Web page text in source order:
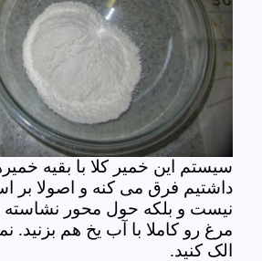
سیستم این خمیر کلا با بقیه
داشتیم فرق می کنه و اصولا بر
نیست و بلکه حول محور
مرغ رو کاملا با آب یخ هم بزنید.
الک کنید.